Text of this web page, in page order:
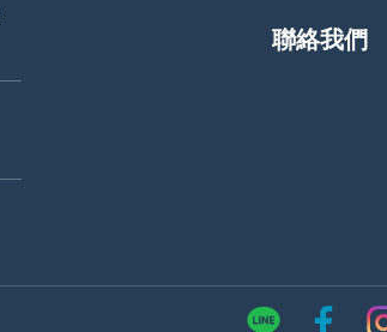
聯絡我們